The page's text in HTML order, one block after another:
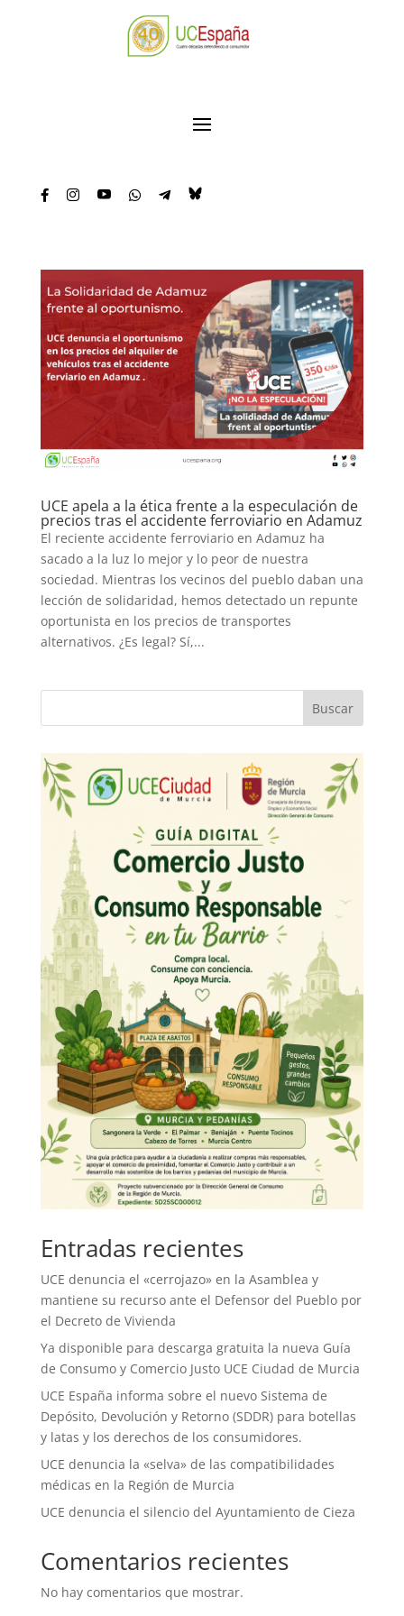
    
UCE apela a la ética frente a la especulación de
precios tras el accidente ferroviario en Adamuz
El reciente accidente ferroviario en Adamuz ha
sacado a la luz lo mejor y lo peor de nuestra
sociedad. Mientras los vecinos del pueblo daban una
lección de solidaridad, hemos detectado un repunte
oportunista en los precios de transportes
alternativos. ¿Es legal? Sí,...
Buscar
Entradas recientes
UCE denuncia el «cerrojazo» en la Asamblea y
mantiene su recurso ante el Defensor del Pueblo por
el Decreto de Vivienda
Ya disponible para descarga gratuita la nueva Guía
de Consumo y Comercio Justo UCE Ciudad de Murcia
UCE España informa sobre el nuevo Sistema de
Depósito, Devolución y Retorno (SDDR) para botellas
y latas y los derechos de los consumidores.
UCE denuncia la «selva» de las compatibilidades
médicas en la Región de Murcia
UCE denuncia el silencio del Ayuntamiento de Cieza
Comentarios recientes
No hay comentarios que mostrar.